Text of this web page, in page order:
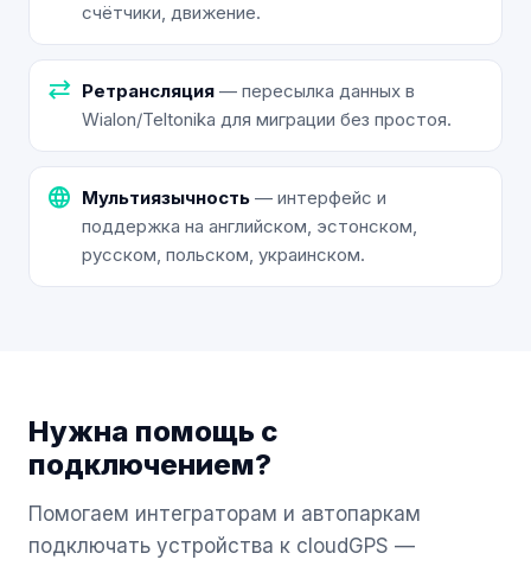
счётчики, движение.
sync_alt Ретрансляция — пересылка данных в
Wialon/Teltonika для миграции без простоя.
language Мультиязычность — интерфейс и
поддержка на английском, эстонском,
русском, польском, украинском.
Нужна помощь с
подключением?
Помогаем интеграторам и автопаркам
подключать устройства к cloudGPS —